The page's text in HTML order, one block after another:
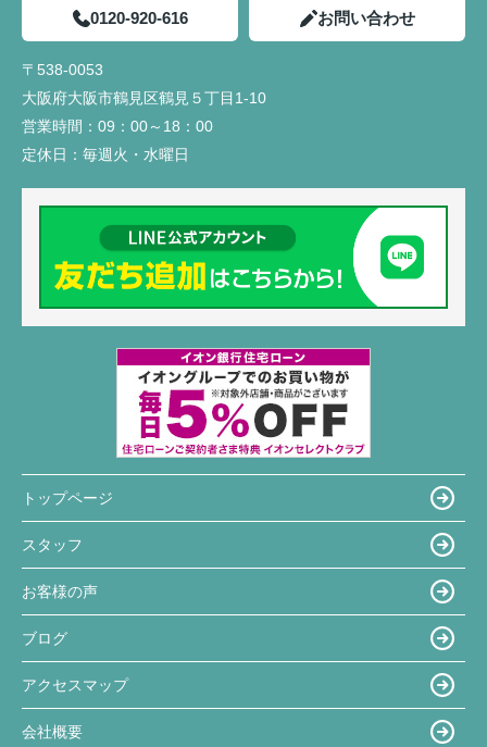
0120-920-616 お問い合わせ
〒538-0053
大阪府大阪市鶴見区鶴見５丁目1-10
営業時間： 09：00～18：00
定休日： 毎週火・水曜日
トップページ
スタッフ
お客様の声
ブログ
アクセスマップ
会社概要